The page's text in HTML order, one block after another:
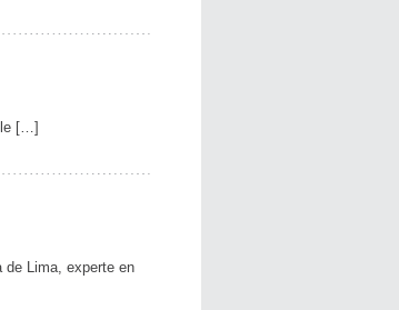
[…]
de Lima, experte en